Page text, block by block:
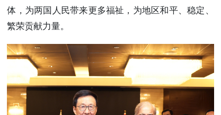
体，为两国人民带来更多福祉，为地区和平、稳定、
繁荣贡献力量。